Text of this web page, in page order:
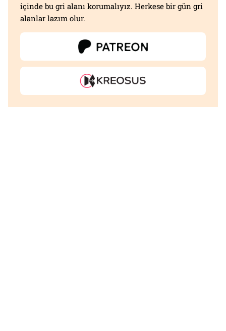
içinde bu gri alanı korumalıyız. Herkese bir gün gri
alanlar lazım olur.